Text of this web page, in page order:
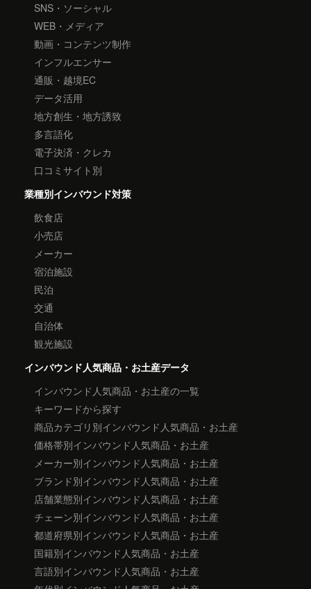
SNS・ソーシャル
WEB・メディア
動画・コンテンツ制作
インフルエンサー
通販・越境EC
データ活用
地方創生・地方誘致
多言語化
電子決済・クレカ
口コミサイト別
業種別インバウンド対策
飲食店
小売店
メーカー
宿泊施設
民泊
交通
自治体
観光施設
インバウンド人気商品・お土産データ
インバウンド人気商品・お土産の一覧
キーワードから探す
商品カテゴリ別インバウンド人気商品・お土産
価格帯別インバウンド人気商品・お土産
メーカー別インバウンド人気商品・お土産
ブランド別インバウンド人気商品・お土産
店舗業態別インバウンド人気商品・お土産
チェーン別インバウンド人気商品・お土産
都道府県別インバウンド人気商品・お土産
国籍別インバウンド人気商品・お土産
言語別インバウンド人気商品・お土産